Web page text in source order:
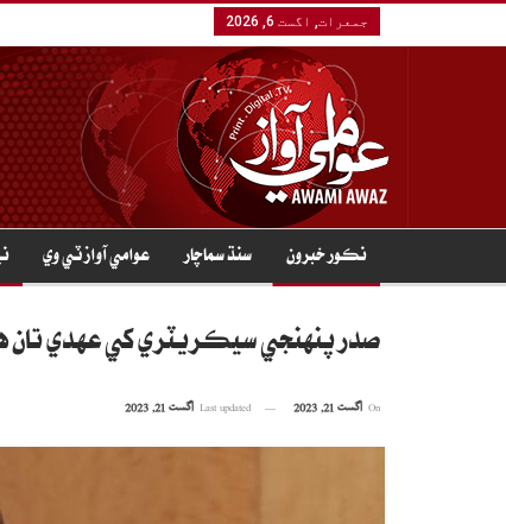
جمعرات, اگست 6, 2026
نڪور خبرون سنڌ سماچار عوامي آواز ٽي وي
صدر پنهنجي سيڪريٽري کي عهدي
اگست 21, 2023 اگست 21, 2023